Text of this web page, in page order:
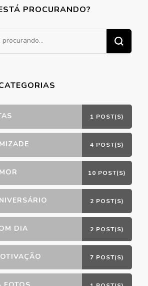
PROCURANDO?
1 POST(S)
4 POST(S)
10 POST(S)
2 POST(S)
DIA 2 POST(S)
7 POST(S)